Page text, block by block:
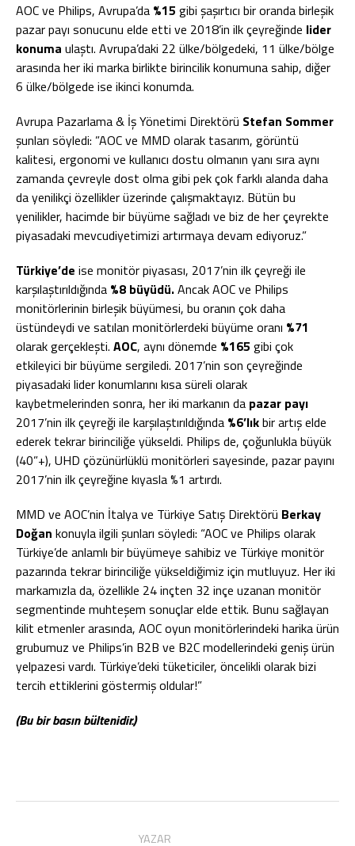
AOC ve Philips, Avrupa’da %15 gibi şaşırtıcı bir oranda birleşik
pazar payı sonucunu elde etti ve 2018’in ilk çeyreğinde lider
konuma ulaştı. Avrupa’daki 22 ülke/bölgedeki, 11 ülke/bölge
arasında her iki marka birlikte birincilik konumuna sahip, diğer
6 ülke/bölgede ise ikinci konumda.
Avrupa Pazarlama & İş Yönetimi Direktörü Stefan Sommer
şunları söyledi: ”AOC ve MMD olarak tasarım, görüntü
kalitesi, ergonomi ve kullanıcı dostu olmanın yanı sıra aynı
zamanda çevreyle dost olma gibi pek çok farklı alanda daha
da yenilikçi özellikler üzerinde çalışmaktayız. Bütün bu
yenilikler, hacimde bir büyüme sağladı ve biz de her çeyrekte
piyasadaki mevcudiyetimizi artırmaya devam ediyoruz.”
Türkiye’de ise monitör piyasası, 2017’nin ilk çeyreği ile
karşılaştırıldığında %8 büyüdü.Ancak AOC ve Philips
monitörlerinin birleşik büyümesi, bu oranın çok daha
üstündeydi ve satılan monitörlerdeki büyüme oranı %71
olarak gerçekleşti. AOC, aynı dönemde %165 gibi çok
etkileyici bir büyüme sergiledi. 2017’nin son çeyreğinde
piyasadaki lider konumlarını kısa süreli olarak
kaybetmelerinden sonra, her iki markanın da pazar payı
2017’nin ilk çeyreği ile karşılaştırıldığında %6’lıkbir artış elde
ederek tekrar birinciliğe yükseldi. Philips de, çoğunlukla büyük
(40”+), UHD çözünürlüklü monitörleri sayesinde, pazar payını
2017’nin ilk çeyreğine kıyasla %1 artırdı.
MMD ve AOC’nin İtalya ve Türkiye Satış Direktörü Berkay
Doğan konuyla ilgili şunları söyledi: “AOC ve Philips olarak
Türkiye’de anlamlı bir büyümeye sahibiz ve Türkiye monitör
pazarında tekrar birinciliğe yükseldiğimiz için mutluyuz. Her iki
markamızla da, özellikle 24 inçten 32 inçe uzanan monitör
segmentinde muhteşem sonuçlar elde ettik. Bunu sağlayan
kilit etmenler arasında, AOC oyun monitörlerindeki harika ürün
grubumuz ve Philips’in B2B ve B2C modellerindeki geniş ürün
yelpazesi vardı. Türkiye’deki tüketiciler, öncelikli olarak bizi
tercih ettiklerini göstermiş oldular!”
(Bu bir basın bültenidir.)
YAZAR